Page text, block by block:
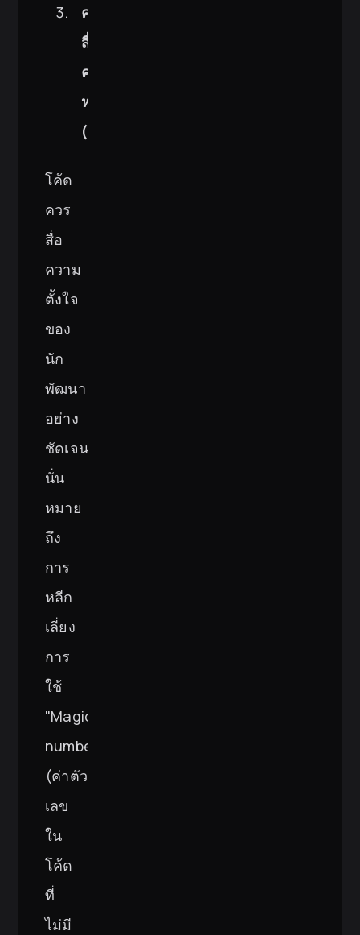
ความ
สื่อ
ความ
หมาย
(Expressiveness)
โค้ด
ควร
สื่อ
ความ
ตั้งใจ
ของ
นัก
พัฒนา
อย่าง
ชัดเจน
นั่น
หมาย
ถึง
การ
หลีก
เลี่ยง
การ
ใช้
"Magic
numbers
(ค่าตัว
เลข
ใน
โค้ด
ที่
ไม่มี